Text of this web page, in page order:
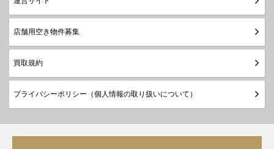
店舗用空き物件募集
買取規約
プライバシーポリシー（個人情報の取り扱いについて）